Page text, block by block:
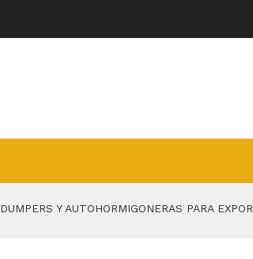
DUMPERS Y AUTOHORMIGONERAS PARA